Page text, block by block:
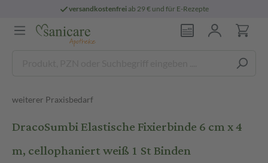
versandkostenfreiab 29 € und für E-Rezepte
weiterer Praxisbedarf
DracoSumbi Elastische Fixierbinde 6 cm x 4
m, cellophaniert weiß 1 St Binden